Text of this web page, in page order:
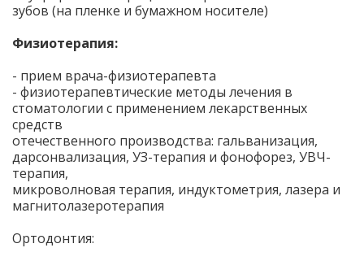
зубов (на пленке и бумажном носителе)
Физиотерапия:
- прием врача-физиотерапевта
- физиотерапевтические методы лечения в
стоматологии с применением лекарственных
средств
отечественного производства: гальванизация,
дарсонвализация, УЗ-терапия и фонофорез, УВЧ-
терапия,
микроволновая терапия, индуктометрия, лазера и
магнитолазеротерапия
Ортодонтия: